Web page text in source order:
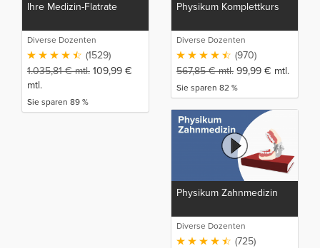
Ihre Medizin-Flatrate
Diverse Dozenten
(1529)
1.035,81€mtl. 109,99 €
mtl.
Sie sparen 89 %
Physikum Komplettkurs
Diverse Dozenten
(970)
567,85€mtl. 99,99 € mtl.
Sie sparen 82 %
Physikum Zahnmedizin
Diverse Dozenten
(725)